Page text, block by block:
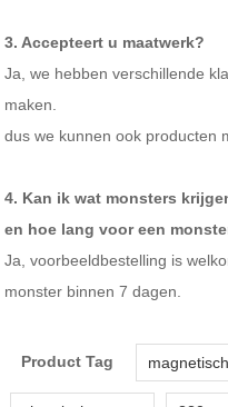
3. Accepteert u maatwerk?
Ja, we hebben verschillende
maken.
dus we kunnen ook producten
4. Kan ik wat monsters
en hoe lang voor een
Ja, voorbeeldbestelling is
monster binnen 7 dagen.
Product Tag